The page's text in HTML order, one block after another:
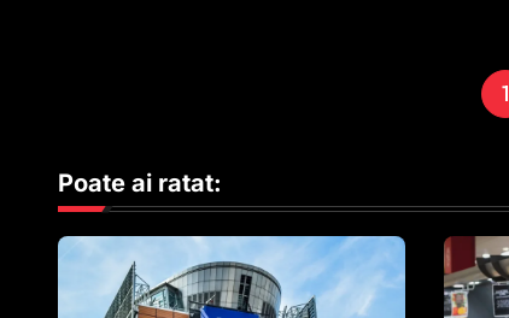
P
i
n
1
Poate ai ratat: